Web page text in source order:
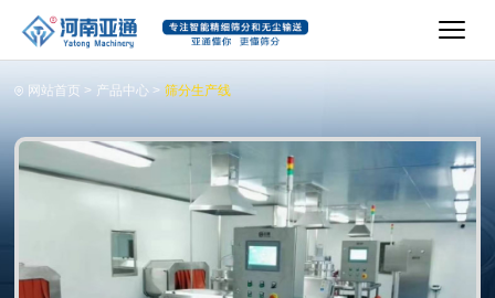
网站首页 > 产品中心 > 筛分生产线